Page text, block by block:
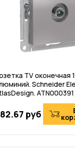
TV оконечная
Schneider
ATN000391
руб